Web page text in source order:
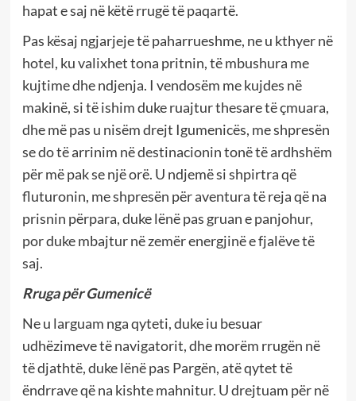
hapat e saj në këtë rrugë të paqartë.
Pas kësaj ngjarjeje të paharrueshme, ne u kthyer në
hotel, ku valixhet tona pritnin, të mbushura me
kujtime dhe ndjenja. I vendosëm me kujdes në
makinë, si të ishim duke ruajtur thesare të çmuara,
dhe më pas u nisëm drejt Igumenicës, me shpresën
se do të arrinim në destinacionin tonë të ardhshëm
për më pak se një orë. U ndjemë si shpirtra që
fluturonin, me shpresën për aventura të reja që na
prisnin përpara, duke lënë pas gruan e panjohur,
por duke mbajtur në zemër energjinë e fjalëve të
saj.
Rruga për Gumenicë
Ne u larguam nga qyteti, duke iu besuar
udhëzimeve të navigatorit, dhe morëm rrugën në
të djathtë, duke lënë pas Pargën, atë qytet të
ëndrrave që na kishte mahnitur. U drejtuam për në